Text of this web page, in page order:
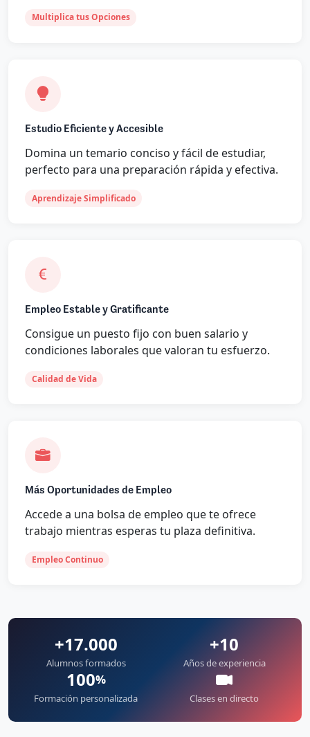
Multiplica tus Opciones
Estudio Eficiente y Accesible
Domina un temario conciso y fácil de estudiar,
perfecto para una preparación rápida y efectiva.
Aprendizaje Simplificado
Empleo Estable y Gratificante
Consigue un puesto fijo con buen salario y
condiciones laborales que valoran tu esfuerzo.
Calidad de Vida
Más Oportunidades de Empleo
Accede a una bolsa de empleo que te ofrece
trabajo mientras esperas tu plaza definitiva.
Empleo Continuo
+17.000
Alumnos formados
+10
Años de experiencia
100%
Formación personalizada Clases en directo